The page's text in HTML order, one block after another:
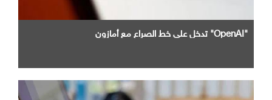
"OpenAI" تدخل علي خط الصراع مع أمازون